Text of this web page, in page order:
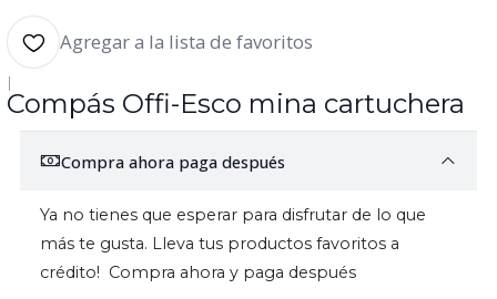
Agregar a la lista de favoritos
|
Compás Offi-Esco mina cartuchera
Compra ahora paga después
Ya no tienes que esperar para disfrutar de lo que
más te gusta. Lleva tus productos favoritos a
crédito! Compra ahora y paga después